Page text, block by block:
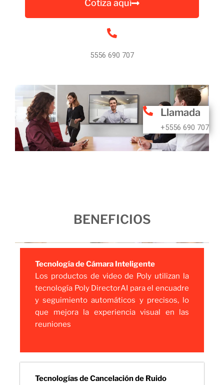
Cotiza aquí
5556 690 707
Llamada
+5556 690 707
BENEFICIOS
Tecnología de Cámara Inteligente
Los productos de video de Poly utilizan la
tecnología Poly DirectorAI para el encuadre
y seguimiento automáticos y precisos, lo
que mejora la experiencia visual en las
reuniones
Tecnologías de Cancelación de Ruido